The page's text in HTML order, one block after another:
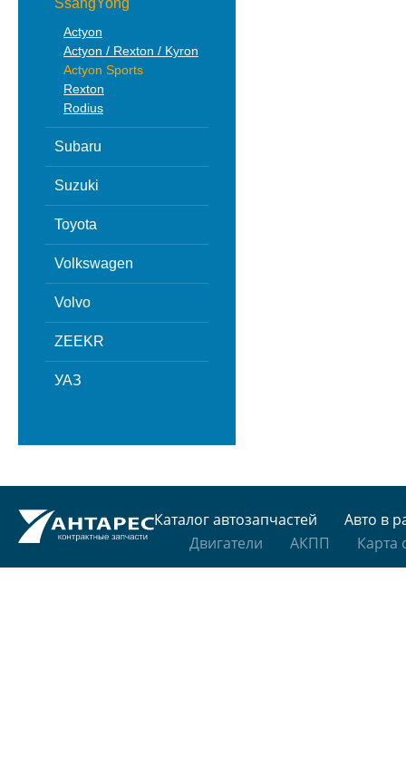
SsangYong
Actyon
Actyon / Rexton / Kyron
Actyon Sports
Rexton
Rodius
Subaru
Suzuki
Toyota
Volkswagen
Volvo
ZEEKR
УАЗ
Каталог автозапчастей
Авто в
Двигатели
АКПП Карта